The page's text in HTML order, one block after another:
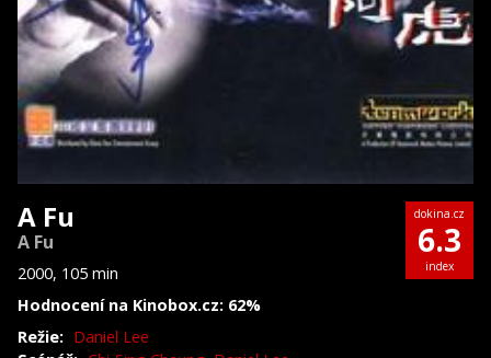
A Fu
A Fu
2000, 105 min
Hodnocení na Kinobox.cz: 62%
dokina.cz
6.3
index
Režie: Daniel Lee